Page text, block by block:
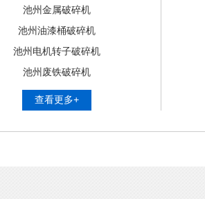
池州金属破碎机
池州油漆桶破碎机
池州电机转子破碎机
池州废铁破碎机
查看更多+